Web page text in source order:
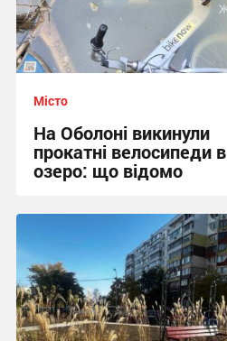
Місто
На Оболоні викинули
прокатні велосипеди в
озеро: що відомо